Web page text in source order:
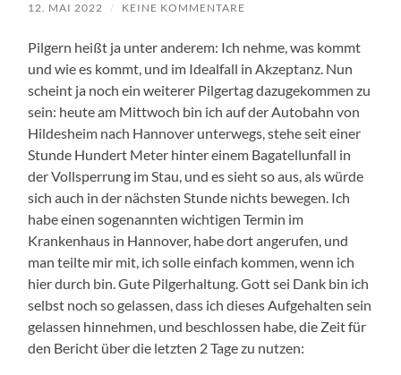
12. MAI 2022 / KEINE KOMMENTARE
Pilgern heißt ja unter anderem: Ich nehme, was kommt
und wie es kommt, und im Idealfall in Akzeptanz. Nun
scheint ja noch ein weiterer Pilgertag dazugekommen zu
sein: heute am Mittwoch bin ich auf der Autobahn von
Hildesheim nach Hannover unterwegs, stehe seit einer
Stunde Hundert Meter hinter einem Bagatellunfall in
der Vollsperrung im Stau, und es sieht so aus, als würde
sich auch in der nächsten Stunde nichts bewegen. Ich
habe einen sogenannten wichtigen Termin im
Krankenhaus in Hannover, habe dort angerufen, und
man teilte mir mit, ich solle einfach kommen, wenn ich
hier durch bin. Gute Pilgerhaltung. Gott sei Dank bin ich
selbst noch so gelassen, dass ich dieses Aufgehalten sein
gelassen hinnehmen, und beschlossen habe, die Zeit für
den Bericht über die letzten 2 Tage zu nutzen: